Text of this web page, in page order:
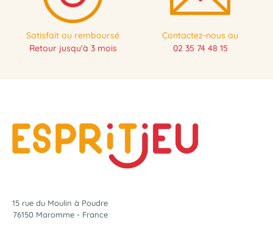
Satisfait ou remboursé
Retour jusqu'à 3 mois
Contactez-nous au
02 35 74 48 15
15 rue du Moulin à Poudre
76150 Maromme - France